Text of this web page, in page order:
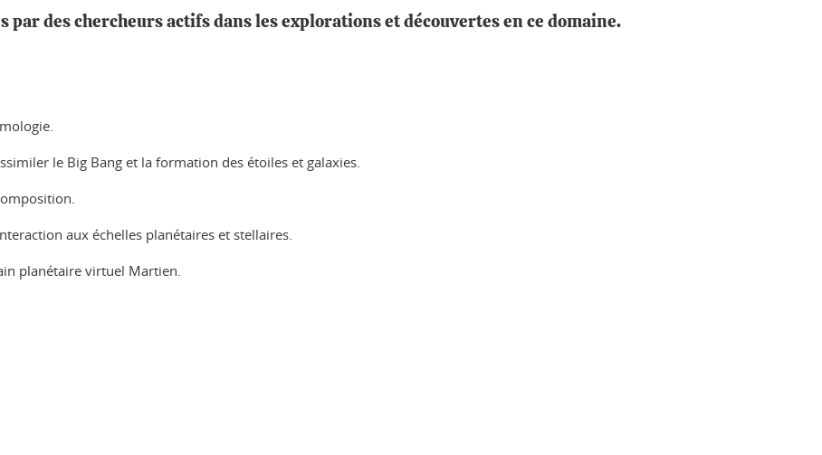
des chercheurs actifs dans les explorations et découvertes en ce domaine.
le Big Bang et la formation des étoiles et galaxies.
aux échelles planétaires et stellaires.
planétaire virtuel Martien.